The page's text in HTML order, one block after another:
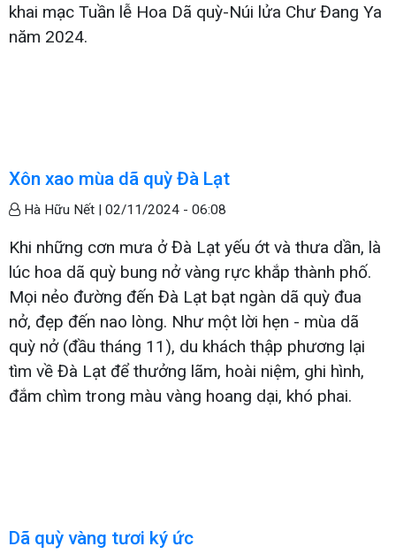
khai mạc Tuần lễ Hoa Dã quỳ-Núi lửa Chư Đang Ya
năm 2024.
Xôn xao mùa dã quỳ Đà Lạt
Hà Hữu Nết | 02/11/2024 - 06:08
Khi những cơn mưa ở Đà Lạt yếu ớt và thưa dần, là
lúc hoa dã quỳ bung nở vàng rực khắp thành phố.
Mọi nẻo đường đến Đà Lạt bạt ngàn dã quỳ đua
nở, đẹp đến nao lòng. Như một lời hẹn - mùa dã
quỳ nở (đầu tháng 11), du khách thập phương lại
tìm về Đà Lạt để thưởng lãm, hoài niệm, ghi hình,
đắm chìm trong màu vàng hoang dại, khó phai.
Dã quỳ vàng tươi ký ức